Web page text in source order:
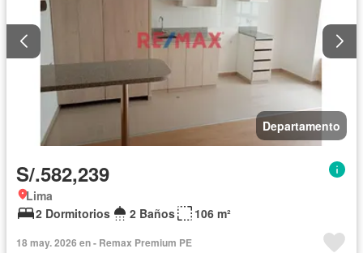
Departamento
S/.582,239
Lima
2 Dormitorios
2 Baños 106 m²
18 may. 2026 en - Remax Premium PE